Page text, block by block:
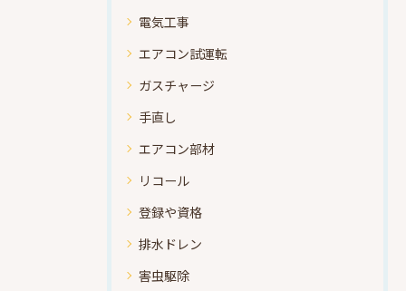
電気工事
エアコン試運転
ガスチャージ
手直し
エアコン部材
リコール
登録や資格
排水ドレン
害虫駆除